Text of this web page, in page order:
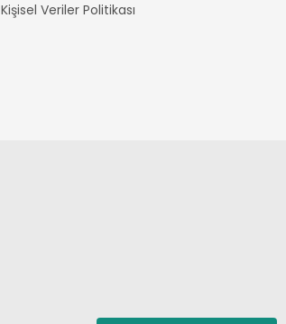
Kişisel Veriler Politikası